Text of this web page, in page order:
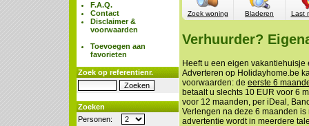
F.A.Q.
Contact
Disclaimer &
voorwaarden
Toevoegen aan
favorieten
Zoek op referentienr.
Zoeken
Personen:
Zoek woning Bladeren Last
Verhuurder?
Heeft u een eigen
Adverteren op Holidayhome.be
voorwaarden: de eerste 6
betaalt u slechts 10 EUR voor 6
voor 12 maanden, per iDeal,
Verlengen na deze 6 maanden is
advertentie wordt in meerdere